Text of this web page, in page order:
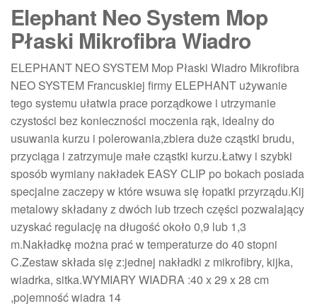
Elephant Neo System Mop
Płaski Mikrofibra Wiadro
ELEPHANT NEO SYSTEM Mop Płaski Wiadro Mikrofibra
NEO SYSTEM Francuskiej firmy ELEPHANT używanie
tego systemu ułatwia prace porządkowe i utrzymanie
czystości bez konieczności moczenia rąk, idealny do
usuwania kurzu i polerowania,zbiera duże cząstki brudu,
przyciąga i zatrzymuje małe cząstki kurzu.Łatwy i szybki
sposób wymiany nakładek EASY CLIP po bokach posiada
specjalne zaczepy w które wsuwa się łopatki przyrządu.Kij
metalowy składany z dwóch lub trzech części pozwalający
uzyskać regulację na długość około 0,9 lub 1,3
m.Nakładkę można prać w temperaturze do 40 stopni
C.Zestaw składa się z:jednej nakładki z mikrofibry, kijka,
wiadrka, sitka.WYMIARY WIADRA :40 x 29 x 28 cm
,pojemność wiadra 14